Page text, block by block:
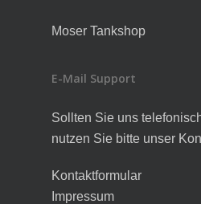
Moser Tankshop
E-Mail Support
Sollten Sie uns
nutzen Sie bitte unser
Kontaktformular
Impressum